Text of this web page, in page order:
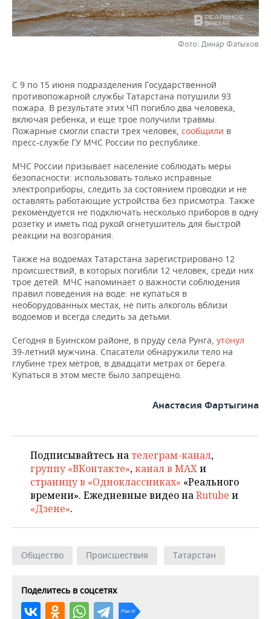
НЕФТЕХИМИЯ
НЕФТЬ
ЭНЕРГЕТИКА
РОЗНИЧНАЯ ТОРГОВЛЯ
НОВОСТИ ТЕХНОЛОГИЙ
ТЕЛЕКОММУНИКАЦИИ
МЕРОПРИЯТИЯ
БИЗНЕС-БРАНЧИ
ONLINE-КОНФЕРЕНЦИИ
ОТКРЫТАЯ ЛЕКЦИЯ
ФУТБОЛ
ХОККЕЙ
БАСКЕТБОЛ
ВОЛЕЙБОЛ
КИБЕРСПОРТ
ВОДНЫЕ ВИДЫ СПОРТА
ХОККЕЙ С МЯЧОМ
ОБЩЕСТВО
НОВОСТИ ОБЩЕСТВА
ВЛАСТЬ
ИНФРАСТРУКТУРА
ИСТОРИЯ
КУЛЬТУРА
ОБРАЗОВАНИЕ
ПРОИСШЕСТВИЯ
ФОТОГАЛЕРЕЯ
СЮЖЕТЫ
СПРАВОЧНИК
СПИСОК ПЕРСОН
СПИСОК КОМПАНИЙ
ПОЛНАЯ ВЕРСИЯ
Фото: Динар Фатыхов
С 9 по 15 июня подразделения Государственной
противопожарной службы Татарстана потушили 93
пожара. В результате этих ЧП погибло два человека,
включая ребенка, и еще трое получили травмы.
Пожарные смогли спасти трех человек, сообщили в
пресс-службе ГУ МЧС России по республике.
МЧС России призывает население соблюдать меры
безопасности: использовать только исправные
электроприборы, следить за состоянием проводки и не
оставлять работающие устройства без присмотра. Также
рекомендуется не подключать несколько приборов в одну
розетку и иметь под рукой огнетушитель для быстрой
реакции на возгорания.
Также на водоемах Татарстана зарегистрировано 12
происшествий, в которых погибли 12 человек, среди них
трое детей. МЧС напоминает о важности соблюдения
правил поведения на воде: не купаться в
необорудованных местах, не пить алкоголь вблизи
водоемов и всегда следить за детьми.
Сегодня в Буинском районе, в пруду села Рунга, утонул
39-летний мужчина. Спасатели обнаружили тело на
глубине трех метров, в двадцати метрах от берега.
Купаться в этом месте было запрещено.
Анастасия Фартыгина
Подписывайтесь на телеграм-канал,
группу «ВКонтакте»,канал в MAXи
страницу в «Одноклассниках» «Реального
времени». Ежедневные видео наRutube и
«Дзене».
Общество Происшествия Татарстан
Поделитесь в соцсетях